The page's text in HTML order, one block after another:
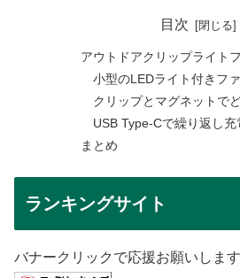
目次
アウトドアクリップライト
小型のLEDライト付きフ
クリップとマグネットで
USB Type-Cで繰り返し充
まとめ
ランキングサイト
バナークリックで応援お願いします